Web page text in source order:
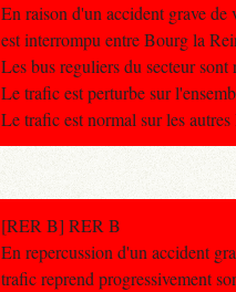
En raison d'un accident grave de
est interrompu entre Bourg la
Les bus reguliers du secteur sont
Le trafic est perturbe sur
Le trafic est normal sur les
[RER B] RER B
En repercussion d'un accident
trafic reprend progressivement